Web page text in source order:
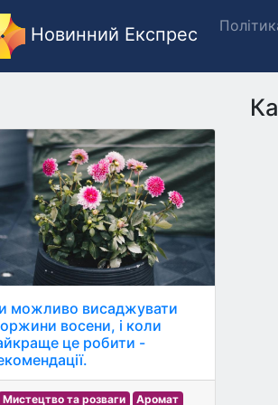
Новинний Експрес
можливо висаджувати
восени, і коли
це робити -
Мистецтво та розваги
Аромат